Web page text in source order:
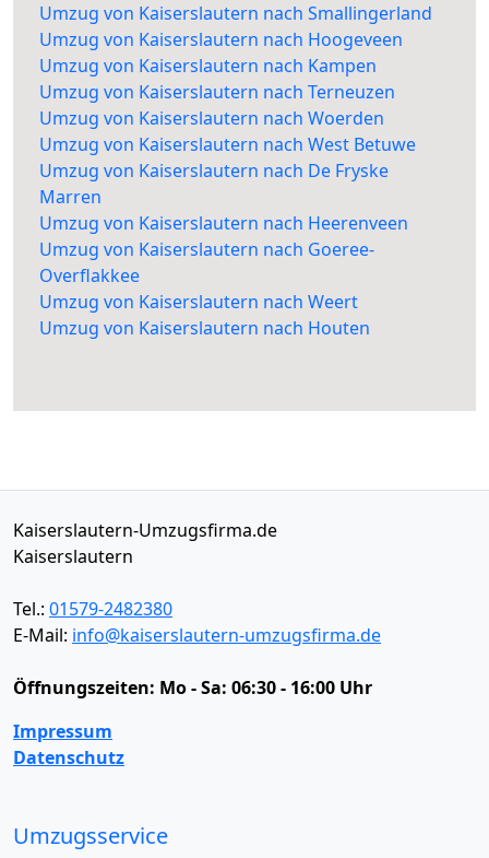
Umzug von Kaiserslautern nach Smallingerland
Umzug von Kaiserslautern nach Hoogeveen
Umzug von Kaiserslautern nach Kampen
Umzug von Kaiserslautern nach Terneuzen
Umzug von Kaiserslautern nach Woerden
Umzug von Kaiserslautern nach West Betuwe
Umzug von Kaiserslautern nach De Fryske
Marren
Umzug von Kaiserslautern nach Heerenveen
Umzug von Kaiserslautern nach Goeree-
Overflakkee
Umzug von Kaiserslautern nach Weert
Umzug von Kaiserslautern nach Houten
Kaiserslautern-Umzugsfirma.de
Kaiserslautern
Tel.: 01579-2482380
E-Mail: info@kaiserslautern-umzugsfirma.de
Öffnungszeiten: Mo - Sa: 06:30 - 16:00 Uhr
Impressum
Datenschutz
Umzugsservice